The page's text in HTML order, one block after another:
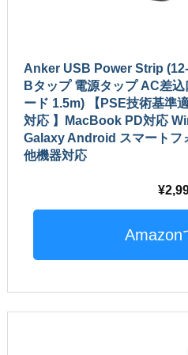
Anker USB Power Strip
Bタップ 電源タップ AC差
ード 1.5m) 【PSE技術基準
対応 】MacBook PD対応
Galaxy Android スマートフ
他機器対応